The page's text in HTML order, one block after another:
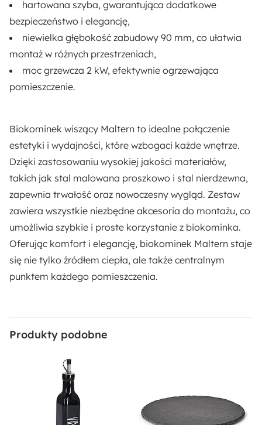
hartowana szyba, gwarantująca dodatkowe
bezpieczeństwo i elegancję,
niewielka głębokość zabudowy 90 mm, co ułatwia
montaż w różnych przestrzeniach,
moc grzewcza 2 kW, efektywnie ogrzewająca
pomieszczenie.
Biokominek wiszący Maltern to idealne połączenie
estetyki i wydajności, które wzbogaci każde wnętrze.
Dzięki zastosowaniu wysokiej jakości materiałów,
takich jak stal malowana proszkowo i stal nierdzewna,
zapewnia trwałość oraz nowoczesny wygląd. Zestaw
zawiera wszystkie niezbędne akcesoria do montażu, co
umożliwia szybkie i proste korzystanie z biokominka.
Oferując komfort i elegancję, biokominek Maltern staje
się nie tylko źródłem ciepła, ale także centralnym
punktem każdego pomieszczenia.
Produkty podobne